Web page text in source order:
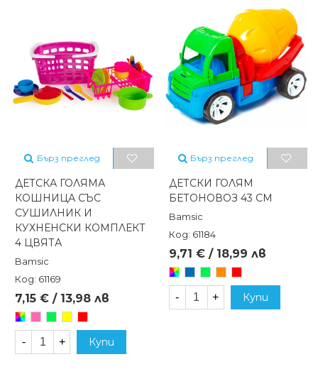
Бърз преглед
ДЕТСКА ГОЛЯМА
КОШНИЦА СЪС
СУШИЛНИК И
КУХНЕНСКИ КОМПЛЕКТ
4 ЦВЯТА
Bamsic
Код: 61169
7,15 € / 13,98 лв
Произволен/
микс
- + Купи
Бърз преглед
ДЕТСКИ ГОЛЯМ
БЕТОНОВОЗ 43 СМ
Bamsic
Код: 61184
9,71 € / 18,99 лв
Произволен/
микс
- + Купи